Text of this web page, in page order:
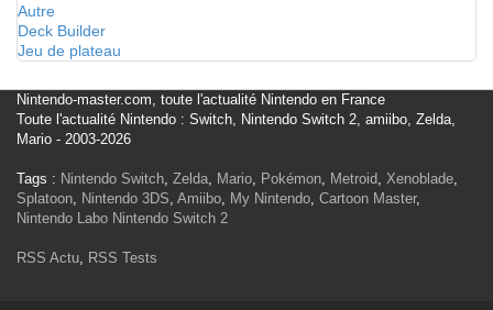
Autre
Deck Builder
Jeu de plateau
Nintendo-master.com, toute l'actualité Nintendo en France
Toute l'actualité Nintendo : Switch, Nintendo Switch 2, amiibo, Zelda,
Mario - 2003-2026
Tags : Nintendo Switch, Zelda, Mario, Pokémon, Metroid, Xenoblade,
Splatoon, Nintendo 3DS, Amiibo, My Nintendo, Cartoon Master,
Nintendo Labo Nintendo Switch 2
RSS Actu, RSS Tests